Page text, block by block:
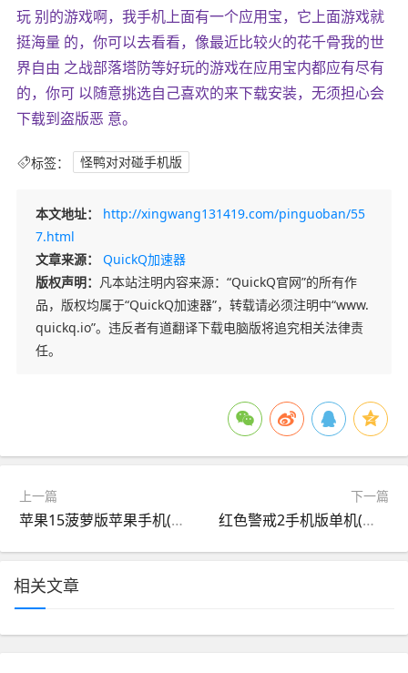
玩 别的游戏啊，我手机上面有一个应用宝，它上面游戏就
挺海量 的，你可以去看看，像最近比较火的花千骨我的世
界自由 之战部落塔防等好玩的游戏在应用宝内都应有尽有
的，你可 以随意挑选自己喜欢的来下载安装，无须担心会
下载到盗版恶 意。
标签： 怪鸭对对碰手机版
本文地址：
http://xingwang131419.com/pinguoban/55
7.html
文章来源：
QuickQ加速器
版权声明： 凡本站注明内容来源：“QuickQ官网”的所有作
品，版权均属于“QuickQ加速器”，转载请必须注明中“www.
quickq.io”。违反者有道翻译下载电脑版将追究相关法律责
任。
上一篇
苹果15菠萝版苹果手机(苹果15菠萝版苹果手机能用吗)
下一篇
红色警戒2手机版单机(红色警戒手机版单机苹果版)
相关文章